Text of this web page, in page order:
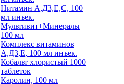
Нитамин А,Д3,Е,С, 100
мл инъек.
Мультивит+Минералы
100 мл
Комплекс витаминов
А,Д3,Е, 100 мл инъек.
Кобальт хлористый 1000
таблеток
Каролин, 100 мл